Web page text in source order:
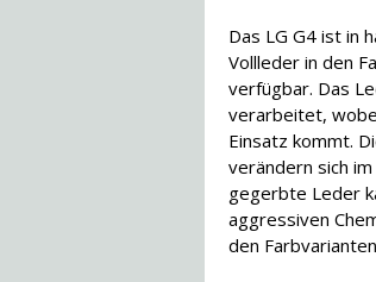
Das LG G4 ist in
Vollleder in den
verfügbar. Das
verarbeitet,
Einsatz kommt.
verändern sich
gegerbte Leder
aggressiven
den